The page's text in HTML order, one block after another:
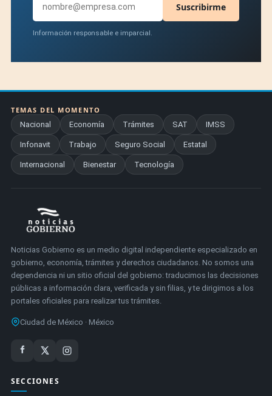
Suscribirme
Información responsable e imparcial.
TEMAS DEL MOMENTO
Nacional
Economía Trámites SAT IMSS
Infonavit Trabajo Seguro Social Estatal
Internacional Bienestar Tecnología
Noticias Gobierno es un medio digital independiente especializado en
gobierno, economía, trámites y derechos ciudadanos. No somos una
dependencia ni un sitio oficial del gobierno: traducimos las decisiones
públicas a información clara, verificada y sin filias, y te dirigimos a los
portales oficiales para realizar tus trámites.
Ciudad de México · México
SECCIONES